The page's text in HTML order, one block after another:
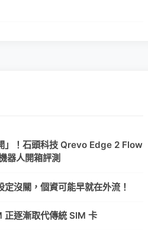
」！石頭科技 Qrevo Edge 2 Flow
器人開箱評測
沒關，個資可能早就在外流！
正逐漸取代傳統 SIM 卡